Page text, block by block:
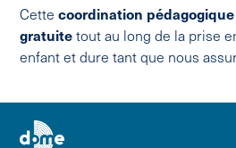
Cettecoordination pédagogique
gratuitetout au long de la prise
enfant et dure tant que nous